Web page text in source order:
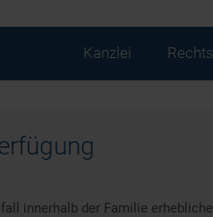
überspringen
Kanzlei
innerhalb der Familie